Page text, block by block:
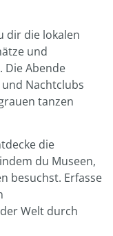
dir die lokalen
und
Die Abende
Nachtclubs
tanzen
die
du Museen,
besuchst. Erfasse
Welt durch